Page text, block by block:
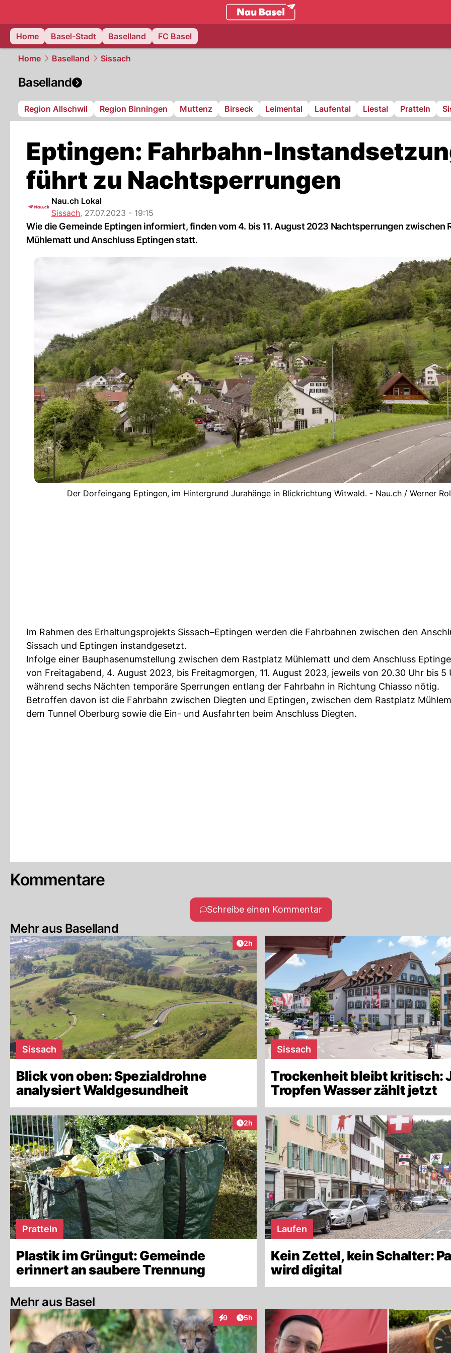
basel.
Home
Basel-Stadt Baselland FC Basel
Home Baselland Sissach
Baselland
Region Allschwil Region Binningen Muttenz Birseck Leimental Laufental Liestal Pratteln
Eptingen: Fahrbahn-
führt zu Nachtsperrungen
Nau.ch Lokal
Sissach, 27.07.2023 - 19:15
Wie die Gemeinde Eptingen informiert, finden vom 4. bis 11. August 2023 Nachtsperrungen zwischen
Mühlematt und Anschluss Eptingen statt.
Der Dorfeingang Eptingen, im Hintergrund Jurahänge in Blickrichtung Witwald. - Nau.ch / Werner
Im Rahmen des Erhaltungsprojekts Sissach–Eptingen werden die Fahrbahnen zwischen den
Sissach und Eptingen instandgesetzt.
Infolge einer Bauphasenumstellung zwischen dem Rastplatz Mühlematt und dem Anschluss
von Freitagabend, 4. August 2023, bis Freitagmorgen, 11. August 2023, jeweils von 20.30 Uhr bis 5
während sechs Nächten temporäre Sperrungen entlang der Fahrbahn in Richtung Chiasso nötig.
Betroffen davon ist die Fahrbahn zwischen Diegten und Eptingen, zwischen dem Rastplatz
dem Tunnel Oberburg sowie die Ein- und Ausfahrten beim Anschluss Diegten.
Kommentare
Schreibe einen Kommentar
Mehr aus Baselland
Artikel veröffentlicht:
2h
Sissach
Blick von oben: Spezialdrohne
analysiert Waldgesundheit
Sissach
Trockenheit bleibt kritisch:
Tropfen Wasser zählt jetzt
Artikel veröffentlicht:
2h
Pratteln
Plastik im Grüngut: Gemeinde
erinnert an saubere Trennung
Laufen
Kein Zettel, kein Schalter:
wird digital
Mehr aus Basel
9
InteraktionenArtikel veröffentlicht:
5h